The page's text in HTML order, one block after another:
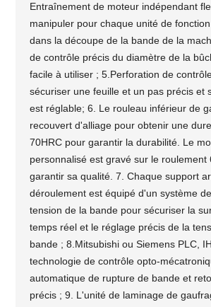
Entraînement de moteur indépendant
manipuler pour chaque unité de
dans la découpe de la bande de la
de contrôle précis du diamètre de la
facile à utiliser ; 5.Perforation de
sécuriser une feuille et un pas précis et
est réglable; 6. Le rouleau inférieur de
recouvert d'alliage pour obtenir une
70HRC pour garantir la durabilité. Le
personnalisé est gravé sur le roulement
garantir sa qualité. 7. Chaque support
déroulement est équipé d'un système
tension de la bande pour sécuriser la
temps réel et le réglage précis de la
bande ; 8.Mitsubishi ou Siemens PLC,
technologie de contrôle opto-
automatique de rupture de bande et
précis ; 9. L'unité de laminage de